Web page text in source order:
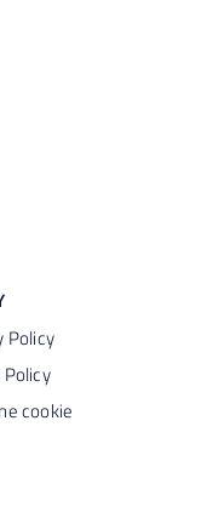
Policy
Policy
cookie